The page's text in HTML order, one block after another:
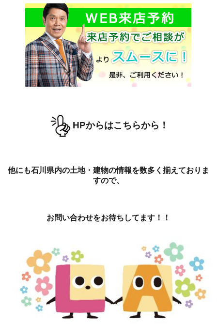
HPからはこちらから！
他にも石川県内の土地・建物の情報を数多く揃えておりま
すので、
お問い合わせをお待ちしてます！！